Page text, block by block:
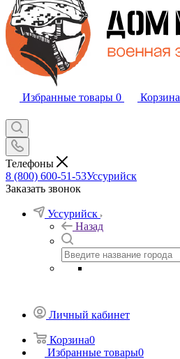
Избранные товары 0 Корзина
Телефоны
8 (800) 600-51-53Уссурийск
Заказать звонок
Уссурийск
Назад
Личный кабинет
Корзина0
Избранные товары0